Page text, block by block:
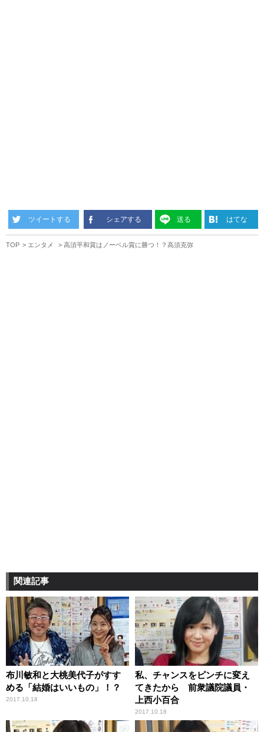
ツイートする シェアする 送る はてな
TOP エンタメ 高須平和賞はノーベル賞に勝つ！？高須克弥
関連記事
布川敏和と大桃美代子がすす
める「結婚はいいもの」！？
2017.10.18
私、チャンスをピンチに変え
てきたから 前衆議院議員・
上西小百合
2017.10.18